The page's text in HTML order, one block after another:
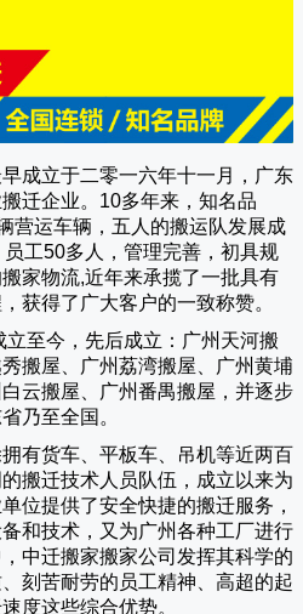
成立于二零一六年十一月，广东
迁企业。10多年来，知名品
营运车辆，五人的搬运队发展成
工50多人，管理完善，初具规
家物流,近年来承揽了一批具有
获得了广大客户的一致称赞。
立至今，先后成立：广州天河搬
搬屋、广州荔湾搬屋、广州黄埔
云搬屋、广州番禺搬屋，并逐步
乃至全国。
有货车、平板车、吊机等近两百
搬迁技术人员队伍，成立以来为
位提供了安全快捷的搬迁服务，
和技术，又为广州各种工厂进行
中迁搬家搬家公司发挥其科学的
刻苦耐劳的员工精神、高超的起
度这些综合优势。